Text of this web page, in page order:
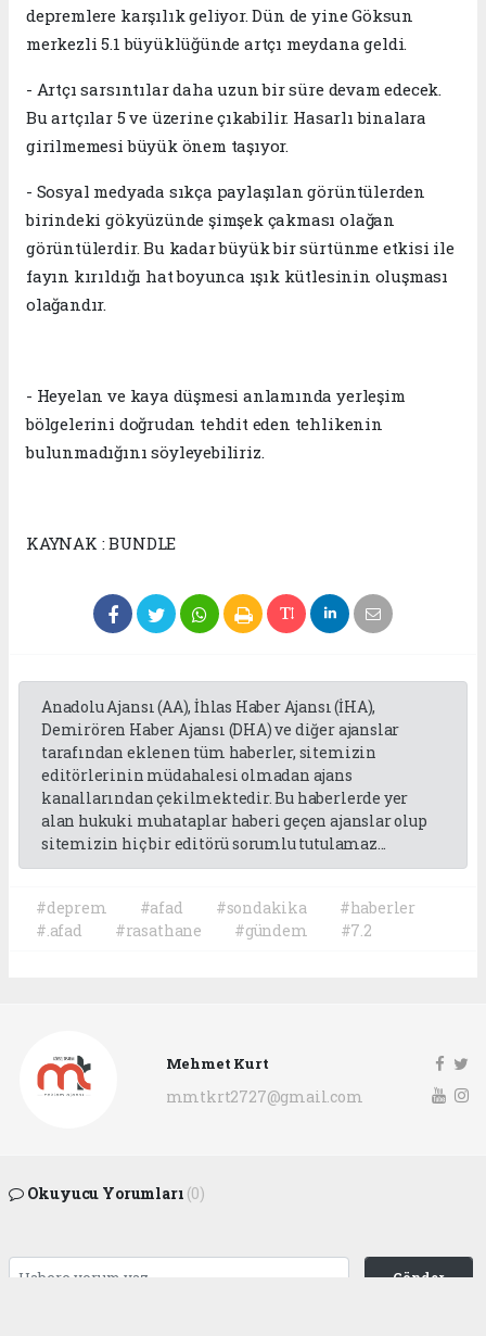
depremlere karşılık geliyor. Dün de yine Göksun
merkezli 5.1 büyüklüğünde artçı meydana geldi.
- Artçı sarsıntılar daha uzun bir süre devam edecek.
Bu artçılar 5 ve üzerine çıkabilir. Hasarlı binalara
girilmemesi büyük önem taşıyor.
- Sosyal medyada sıkça paylaşılan görüntülerden
birindeki gökyüzünde şimşek çakması olağan
görüntülerdir. Bu kadar büyük bir sürtünme etkisi ile
fayın kırıldığı hat boyunca ışık kütlesinin oluşması
olağandır.
- Heyelan ve kaya düşmesi anlamında yerleşim
bölgelerini doğrudan tehdit eden tehlikenin
bulunmadığını söyleyebiliriz.
KAYNAK : BUNDLE
Anadolu Ajansı (AA), İhlas Haber Ajansı (İHA),
Demirören Haber Ajansı (DHA) ve diğer ajanslar
tarafından eklenen tüm haberler, sitemizin
editörlerinin müdahalesi olmadan ajans
kanallarından çekilmektedir. Bu haberlerde yer
alan hukuki muhataplar haberi geçen ajanslar olup
sitemizin hiç bir editörü sorumlu tutulamaz...
#deprem #afad #sondakika
#haberler
#.afad
#rasathane #gündem #7.2
Mehmet Kurt
mmtkrt2727@gmail.com
Okuyucu Yorumları (0)
Gönder